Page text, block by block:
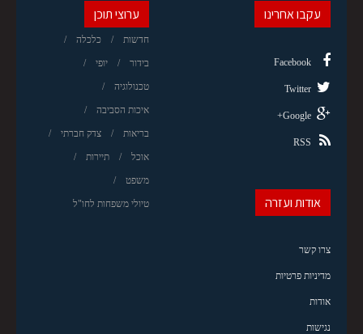
ערוצי תוכן
חדשות כלכלה
בידור יופי
טכנולוגיה
איכות הסביבה
בריאות צדק חברתי
אוכל תיירות
משפט
טיולי משפחות לחו"ל
עקבו אחרינו
Facebook
Twitter
Google+
RSS
אודות ועזרה
צרו קשר
מדיניות פרטיות
אודות
נגישות